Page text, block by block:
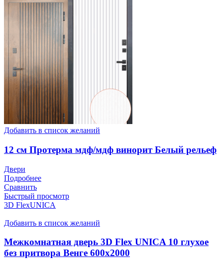
Добавить в список желаний
12 см Протерма мдф/мдф винорит Белый рельеф
Двери
Подробнее
Сравнить
Быстрый просмотр
3D FlexUNICA
Добавить в список желаний
Межкомнатная дверь 3D Flex UNICA 10 глухое
без притвора Венге 600х2000